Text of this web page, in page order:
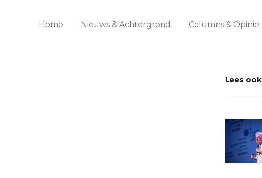
Home Nieuws & Achtergrond Columns & Opinie
Lees ook